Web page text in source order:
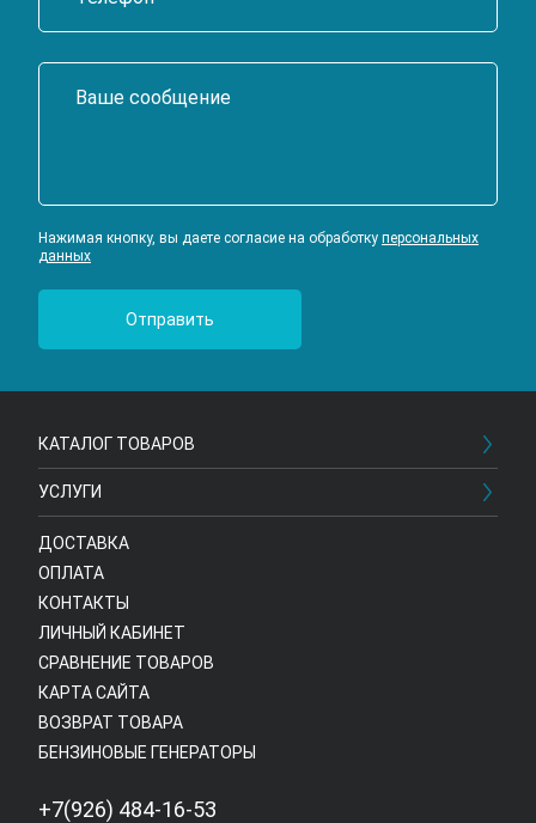
Нажимая кнопку, вы даете согласие на обработку персональных
данных
КАТАЛОГ ТОВАРОВ
УСЛУГИ
ДОСТАВКА
ОПЛАТА
КОНТАКТЫ
ЛИЧНЫЙ КАБИНЕТ
СРАВНЕНИЕ ТОВАРОВ
КАРТА САЙТА
ВОЗВРАТ ТОВАРА
БЕНЗИНОВЫЕ ГЕНЕРАТОРЫ
+7(926) 484-16-53